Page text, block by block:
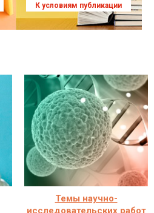
К условиям публикации
Темы научно-
исследовательских работ